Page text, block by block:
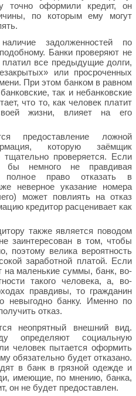
точно оформили кредит, он
по которым ему могут
задолженностей по
Банки проверяют не
все предыдущие долги,
или просроченных
При этом банком в равном
так и небанковские
что то, как человек платит
жизни, влияет на его
предоставление ложной
которую заёмщик
тщательно проверяется. Если
бы немного не правдивая
право отказать в
неверное указание номера
может повлиять на отказ
кредитор расценивает как
также является поводом
заинтересован в том, чтобы
поэтому велика вероятность
заработной платой. Если
на маленькие суммы, банк, во-
такого человека, а, во-
правдивы, то гражданин
невыгодно банку. Именно по
отказ.
неопрятный внешний вид.
определяют социальную
человек пытается оформить
обязательно будет отказано.
в банк в грязной одежде и
имеющие, по мнению, банка,
он не будет предоставлен.